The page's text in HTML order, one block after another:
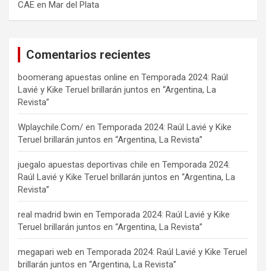
CAE en Mar del Plata
Comentarios recientes
boomerang apuestas online en Temporada 2024: Raúl
Lavié y Kike Teruel brillarán juntos en “Argentina, La
Revista”
Wplaychile.Com/ en Temporada 2024: Raúl Lavié y Kike
Teruel brillarán juntos en “Argentina, La Revista”
juegalo apuestas deportivas chile en Temporada 2024:
Raúl Lavié y Kike Teruel brillarán juntos en “Argentina, La
Revista”
real madrid bwin en Temporada 2024: Raúl Lavié y Kike
Teruel brillarán juntos en “Argentina, La Revista”
megapari web en Temporada 2024: Raúl Lavié y Kike Teruel
brillarán juntos en “Argentina, La Revista”